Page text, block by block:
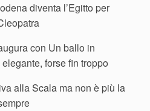
diventa l’Egitto per
con Un ballo in
forse fin troppo
alla Scala ma non è più la